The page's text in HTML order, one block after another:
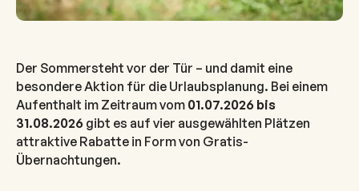
Der Sommersteht vor der Tür – und damit eine
besondere Aktion für die Urlaubsplanung. Bei einem
Aufenthalt im Zeitraum vom 01.07.2026 bis
31.08.2026gibt es auf vier ausgewählten Plätzen
attraktive Rabatte in Form von Gratis-
Übernachtungen.